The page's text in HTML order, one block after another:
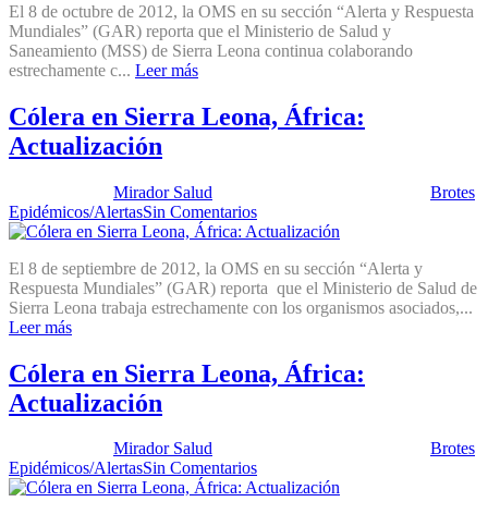
El 8 de octubre de 2012, la OMS en su sección “Alerta y Respuesta
Mundiales” (GAR) reporta que el Ministerio de Salud y
Saneamiento (MSS) de Sierra Leona continua colaborando
estrechamente c... Leer más
Cólera en Sierra Leona, África:
Actualización
Mirador Salud
Brotes
Epidémicos/AlertasSin Comentarios
El 8 de septiembre de 2012, la OMS en su sección “Alerta y
Respuesta Mundiales” (GAR) reporta que el Ministerio de Salud de
Sierra Leona trabaja estrechamente con los organismos asociados,...
Leer más
Cólera en Sierra Leona, África:
Actualización
Mirador Salud
Brotes
Epidémicos/AlertasSin Comentarios